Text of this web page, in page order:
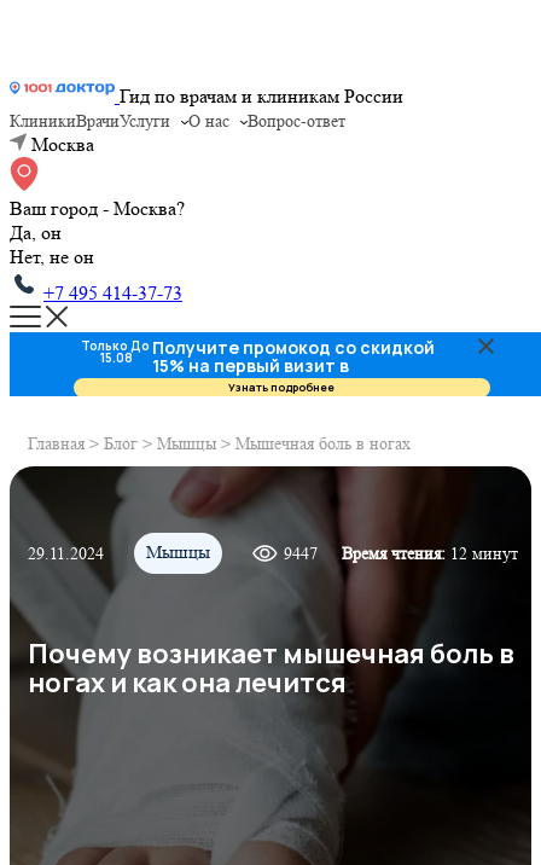
Гид по врачам и клиникам России
КлиникиВрачиУслуги О нас Вопрос-ответ
Москва
Ваш город - Москва?
Да, он
Нет, не он
+7 495 414-37-73
Главная > Блог > Мышцы > Мышечная боль в ногах
29.11.2024 Мышцы 9447 Время чтения: 12 минут
Почему возникает мышечная боль в
ногах и как она лечится
Только До
15.08 Получите промокод со скидкой
15% на первый визит в
стоматологию
Узнать подробнее